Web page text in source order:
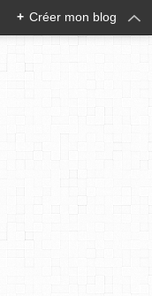
+ Créer mon blog